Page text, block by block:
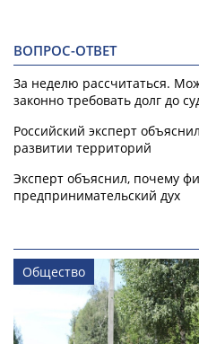
ВОПРОС-ОТВЕТ
За неделю рассчитаться.
законно требовать долг до
Российский эксперт
развитии территорий
Эксперт объяснил, почему
предпринимательский дух
Общество